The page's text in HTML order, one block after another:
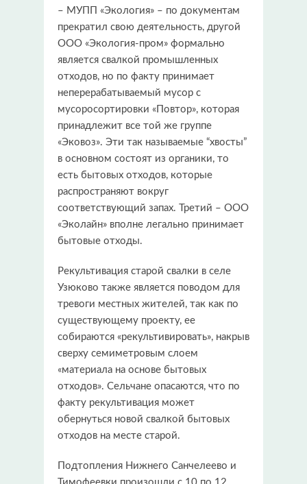
– МУПП «Экология» – по документам
прекратил свою деятельность, другой
ООО «Экология-пром» формально
является свалкой промышленных
отходов, но по факту принимает
неперерабатываемый мусор с
мусоросортировки «Повтор», которая
принадлежит все той же группе
«Эковоз». Эти так называемые “хвосты”
в основном состоят из органики, то
есть бытовых отходов, которые
распространяют вокруг
соответствующий запах. Третий – ООО
«Эколайн» вполне легально принимает
бытовые отходы.
Рекультивация старой свалки в селе
Узюково также является поводом для
тревоги местных жителей, так как по
существующему проекту, ее
собираются «рекультивировать», накрыв
сверху семиметровым слоем
«материала на основе бытовых
отходов». Сельчане опасаются, что по
факту рекультивация может
обернуться новой свалкой бытовых
отходов на месте старой.
Подтопления Нижнего Санчелеево и